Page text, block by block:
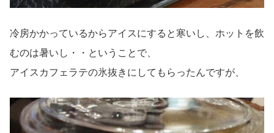
冷房かかっているからアイスにすると寒いし、ホットを飲
むのは暑いし・・ということで、
アイスカフェラテの氷抜きにしてもらったんですが、